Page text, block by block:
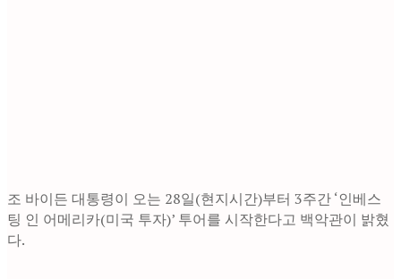
조 바이든 대통령이 오는 28일(현지시간)부터 3주간 ‘인베스
팅 인 어메리카(미국 투자)’ 투어를 시작한다고 백악관이 밝혔
다.